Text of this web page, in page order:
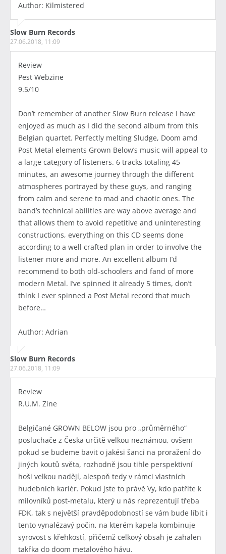
Author: Kilmistered
Slow Burn Records
27.06.2018, 11:09
Review
Pest Webzine
9.5/10
Don’t remember of another Slow Burn release I have
enjoyed as much as I did the second album from this
Belgian quartet. Perfectly melting Sludge, Doom amd
Post Metal elements Grown Below’s music will appeal to
a large category of listeners. 6 tracks totaling 45
minutes, an awesome journey through the different
atmospheres portrayed by these guys, and ranging
from calm and serene to mad and chaotic ones. The
band’s technical abilities are way above average and
that allows them to avoid repetitive and uninteresting
constructions, everything on this CD seems done
according to a well crafted plan in order to involve the
listener more and more. An excellent album I’d
recommend to both old-schoolers and fand of more
modern Metal. I’ve spinned it already 5 times, don’t
think I ever spinned a Post Metal record that much
before…
Author: Adrian
Slow Burn Records
27.06.2018, 11:09
Review
R.U.M. Zine
Belgičané GROWN BELOW jsou pro „průměrného“
posluchače z Česka určitě velkou neznámou, ovšem
pokud se budeme bavit o jakési šanci na proražení do
jiných koutů světa, rozhodně jsou tihle perspektivní
hoši velkou nadějí, alespoň tedy v rámci vlastních
hudebních kariér. Pokud jste to právě Vy, kdo patříte k
milovníků post-metalu, který u nás reprezentují třeba
FDK, tak s největší pravděpodobností se vám bude líbit i
tento vynalézavý počin, na kterém kapela kombinuje
syrovost s křehkostí, přičemž celkový obsah je zahalen
takřka do doom metalového hávu.